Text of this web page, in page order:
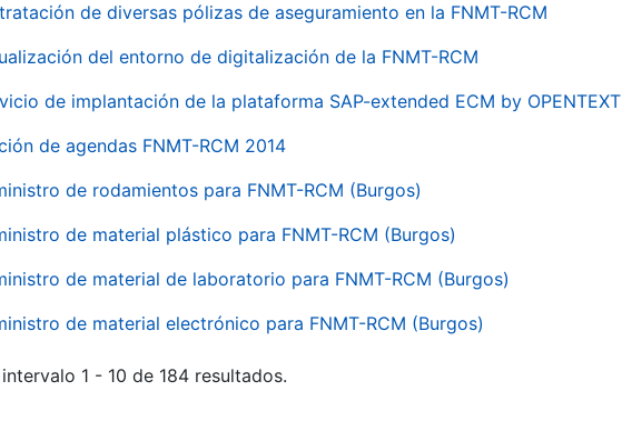
de diversas pólizas de aseguramiento en la FNMT-RCM
del entorno de digitalización de la FNMT-RCM
de implantación de la plataforma SAP-extended ECM by OPENTEXT
de agendas FNMT-RCM 2014
de rodamientos para FNMT-RCM (Burgos)
de material plástico para FNMT-RCM (Burgos)
de material de laboratorio para FNMT-RCM (Burgos)
de material electrónico para FNMT-RCM (Burgos)
1 - 10 de 184 resultados.